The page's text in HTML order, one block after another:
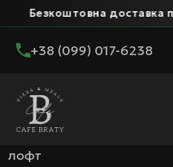
Безкоштовна доставка
+38 (099) 017-6238
Головна / Тарілка
лофт